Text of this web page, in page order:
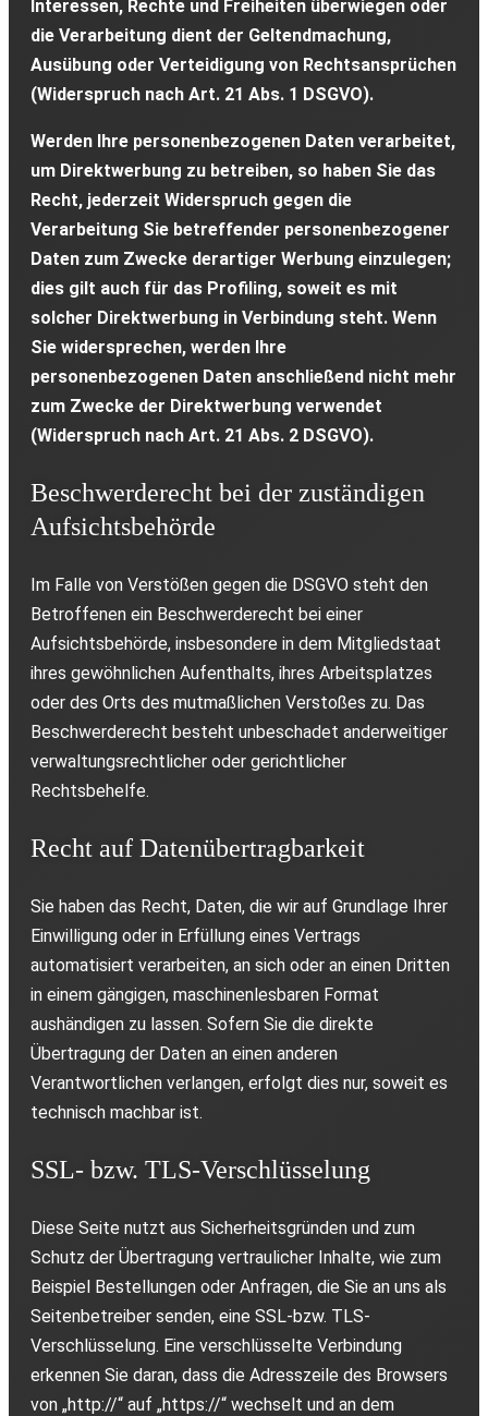
Interessen, Rechte und Freiheiten überwiegen oder
die Verarbeitung dient der Geltendmachung,
Ausübung oder Verteidigung von Rechtsansprüchen
(Widerspruch nach Art. 21 Abs. 1 DSGVO).
Werden Ihre personenbezogenen Daten verarbeitet,
um Direktwerbung zu betreiben, so haben Sie das
Recht, jederzeit Widerspruch gegen die
Verarbeitung Sie betreffender personenbezogener
Daten zum Zwecke derartiger Werbung einzulegen;
dies gilt auch für das Profiling, soweit es mit
solcher Direktwerbung in Verbindung steht. Wenn
Sie widersprechen, werden Ihre
personenbezogenen Daten anschließend nicht mehr
zum Zwecke der Direktwerbung verwendet
(Widerspruch nach Art. 21 Abs. 2 DSGVO).
Beschwerderecht bei der zuständigen
Aufsichtsbehörde
Im Falle von Verstößen gegen die DSGVO steht den
Betroffenen ein Beschwerderecht bei einer
Aufsichtsbehörde, insbesondere in dem Mitgliedstaat
ihres gewöhnlichen Aufenthalts, ihres Arbeitsplatzes
oder des Orts des mutmaßlichen Verstoßes zu. Das
Beschwerderecht besteht unbeschadet anderweitiger
verwaltungsrechtlicher oder gerichtlicher
Rechtsbehelfe.
Recht auf Datenübertragbarkeit
Sie haben das Recht, Daten, die wir auf Grundlage Ihrer
Einwilligung oder in Erfüllung eines Vertrags
automatisiert verarbeiten, an sich oder an einen Dritten
in einem gängigen, maschinenlesbaren Format
aushändigen zu lassen. Sofern Sie die direkte
Übertragung der Daten an einen anderen
Verantwortlichen verlangen, erfolgt dies nur, soweit es
technisch machbar ist.
SSL- bzw. TLS-Verschlüsselung
Diese Seite nutzt aus Sicherheitsgründen und zum
Schutz der Übertragung vertraulicher Inhalte, wie zum
Beispiel Bestellungen oder Anfragen, die Sie an uns als
Seitenbetreiber senden, eine SSL-bzw. TLS-
Verschlüsselung. Eine verschlüsselte Verbindung
erkennen Sie daran, dass die Adresszeile des Browsers
von „http://“ auf „https://“ wechselt und an dem